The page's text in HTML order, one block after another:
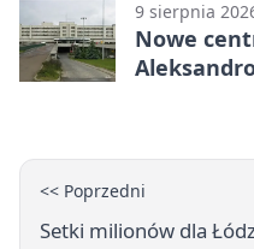
9 sierpnia
Nowe
<< Poprzedni
Setki milionów dla